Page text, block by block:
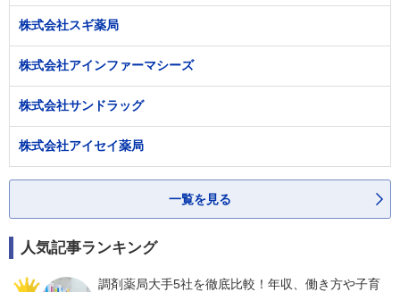
株式会社スギ薬局
株式会社アインファーマシーズ
株式会社サンドラッグ
株式会社アイセイ薬局
一覧を見る
人気記事ランキング
調剤薬局大手5社を徹底比較！年収、働き方や子育